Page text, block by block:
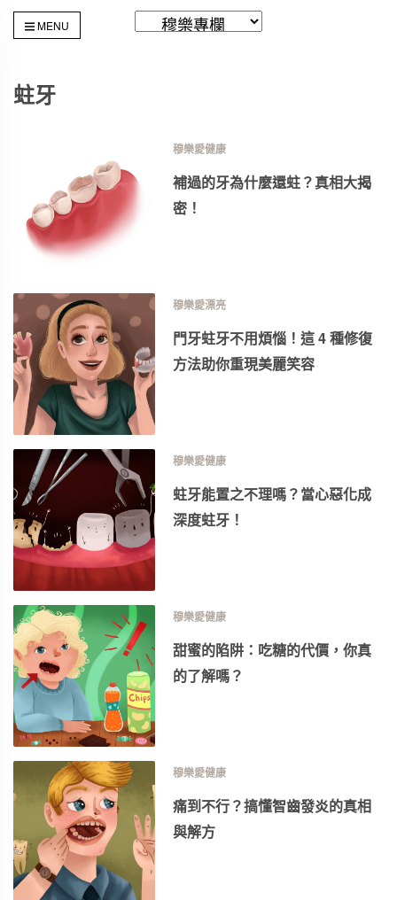
MENU
蛀牙
穆樂愛健康
補過的牙為什麼還蛀？真相大揭
密！
穆樂愛漂亮
門牙蛀牙不用煩惱！這 4 種修復
方法助你重現美麗笑容
穆樂愛健康
蛀牙能置之不理嗎？當心惡化成
深度蛀牙！
穆樂愛健康
甜蜜的陷阱：吃糖的代價，你真
的了解嗎？
穆樂愛健康
痛到不行？搞懂智齒發炎的真相
與解方